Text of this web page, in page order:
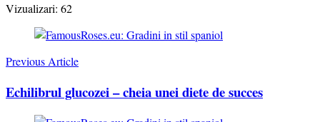
Vizualizari: 62
Post
Navigation
Previous Article
Echilibrul glucozei – cheia unei diete de succes